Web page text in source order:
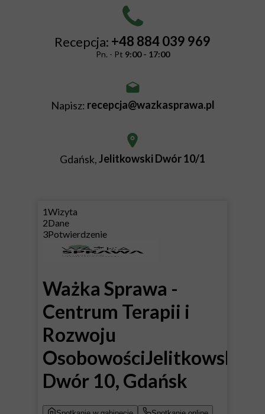
Gdańsk,Jelitkowski Dwór 10/1
Napisz: recepcja@wazkasprawa.pl
Recepcja: +48 884 039 969
Pn. - Pt 9:00 - 17:00